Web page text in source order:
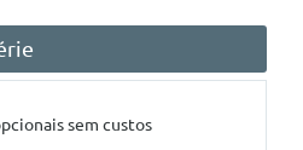
sem custos